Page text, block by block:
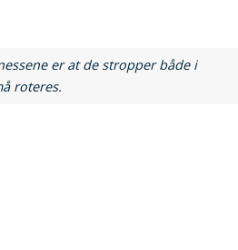
er at de stropper både i
roteres.